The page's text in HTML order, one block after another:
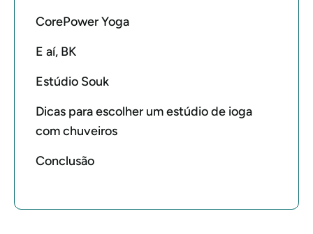
CorePower Yoga
E aí, BK
Estúdio Souk
Dicas para escolher um estúdio de ioga
com chuveiros
Conclusão